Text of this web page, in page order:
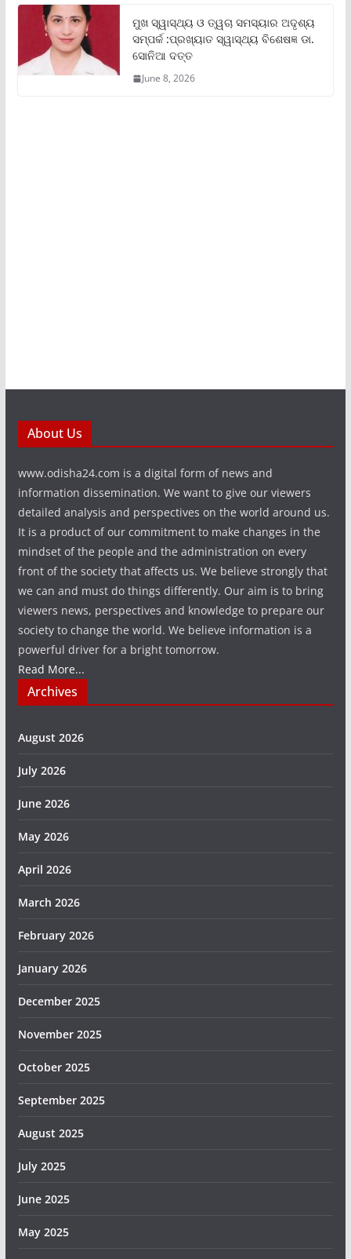
ମୁଖ ସ୍ୱାସ୍ଥ୍ୟ ଓ ତ୍ୱଚା ସମସ୍ୟାର ଅଦୃଶ୍ୟ
ସମ୍ପର୍କ :ପ୍ରଖ୍ୟାତ ସ୍ୱାସ୍ଥ୍ୟ ବିଶେଷଜ୍ଞ ଡା.
ସୋନିଆ ଦତ୍ତ
June 8, 2026
About Us
www.odisha24.com is a digital form of news and
information dissemination. We want to give our viewers
detailed analysis and perspectives on the world around us.
It is a product of our commitment to make changes in the
mindset of the people and the administration on every
front of the society that affects us. We believe strongly that
we can and must do things differently. Our aim is to bring
viewers news, perspectives and knowledge to prepare our
society to change the world. We believe information is a
powerful driver for a bright tomorrow.
Read More...
Archives
August 2026
July 2026
June 2026
May 2026
April 2026
March 2026
February 2026
January 2026
December 2025
November 2025
October 2025
September 2025
August 2025
July 2025
June 2025
May 2025